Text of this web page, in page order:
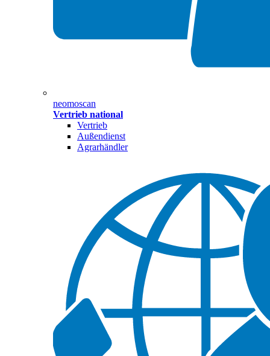
neomoscan
Vertrieb national
Vertrieb
Außendienst
Agrarhändler